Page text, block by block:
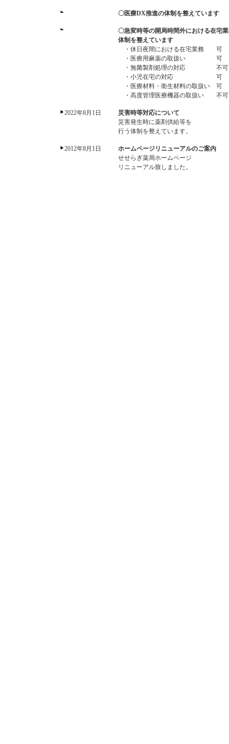
〇医療DX推進の体制を整えています
〇急変時等の開局時間外における在宅
体制を整えています
・休日夜間における在宅業務 可
・医療用麻薬の取扱い 可
・無菌製剤処理の対応 不可
・小児在宅の対応 可
・医療材料・衛生材料の取扱い 可
・高度管理医療機器の取扱い 不可
2022年8月1日
災害時等対応について
災害発生時に薬剤供給等を
行う体制を整えています。
2012年8月1日
ホームページリニューアルのご案内
せせらぎ薬局ホームページ
リニューアル致しました。